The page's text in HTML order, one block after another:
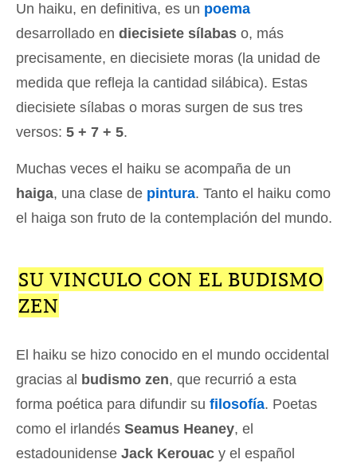
Un haiku, en definitiva, es un poema
desarrollado en diecisiete sílabas o, más
precisamente, en diecisiete moras (la unidad de
medida que refleja la cantidad silábica). Estas
diecisiete sílabas o moras surgen de sus tres
versos: 5 + 7 + 5.
Muchas veces el haiku se acompaña de un
haiga, una clase de pintura. Tanto el haiku como
el haiga son fruto de la contemplación del mundo.
SU VINCULO CON EL BUDISMO
ZEN
El haiku se hizo conocido en el mundo occidental
gracias al budismo zen, que recurrió a esta
forma poética para difundir su filosofía. Poetas
como el irlandés Seamus Heaney, el
estadounidense Jack Kerouac y el español